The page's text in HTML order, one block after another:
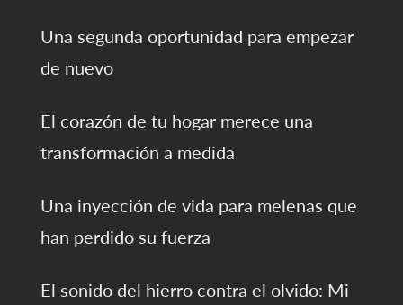
Una segunda oportunidad para empezar
de nuevo
El corazón de tu hogar merece una
transformación a medida
Una inyección de vida para melenas que
han perdido su fuerza
El sonido del hierro contra el olvido: Mi